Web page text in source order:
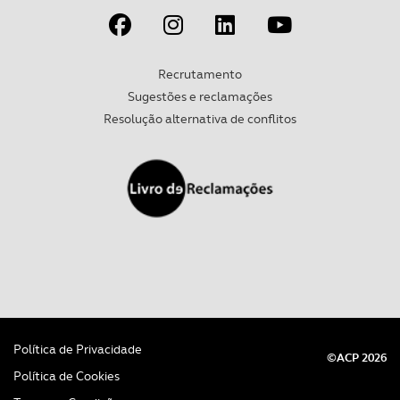
parceiros e organizações na UE e em países terceiros.
dados pessoais serão realizadas apenas com o seu
consentimento e quando tal se afigure estritamente
necessário no contexto dos serviços a prestar.
Realçamos que o bloqueio de certo tipo de Cookies e
tecnologias similares pode ter impacto na sua
experiência de navegação no Website e nos serviços
Recrutamento
Sugestões e reclamações
Resolução alternativa de conflitos
Política de Privacidade
Política de Cookies
©ACP 2026